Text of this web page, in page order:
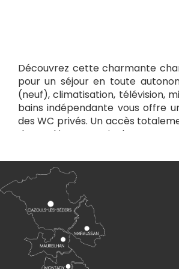
Découvrez cette charmante
pour un séjour en toute
(neuf), climatisation, télévision,
bains indépendante vous offre
des WC privés. Un accès
de parking sont inclus pour
CHEZ
+